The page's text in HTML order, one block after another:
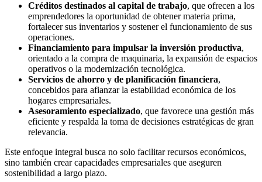
Créditos destinados al capital de trabajo, que ofrecen a los
emprendedores la oportunidad de obtener materia prima,
fortalecer sus inventarios y sostener el funcionamiento de sus
operaciones.
Financiamiento para impulsar la inversión productiva,
orientado a la compra de maquinaria, la expansión de espacios
operativos o la modernización tecnológica.
Servicios de ahorro y de planificación financiera,
concebidos para afianzar la estabilidad económica de los
hogares empresariales.
Asesoramiento especializado, que favorece una gestión más
eficiente y respalda la toma de decisiones estratégicas de gran
relevancia.
Este enfoque integral busca no solo facilitar recursos económicos,
sino también crear capacidades empresariales que aseguren
sostenibilidad a largo plazo.